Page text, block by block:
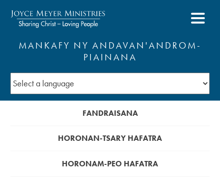
MANKAFY NY ANDAVAN'ANDROM-
PIAINANA
FANDRAISANA
HORONAN-TSARY HAFATRA
HORONAM-PEO HAFATRA